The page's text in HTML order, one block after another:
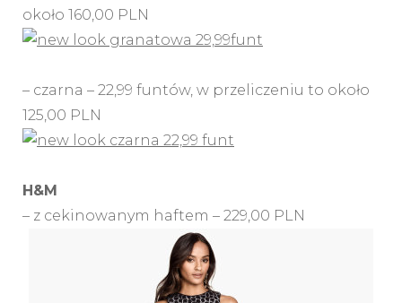
około 160,00 PLN
– czarna – 22,99 funtów, w przeliczeniu to około
125,00 PLN
H&M
– z cekinowanym haftem – 229,00 PLN